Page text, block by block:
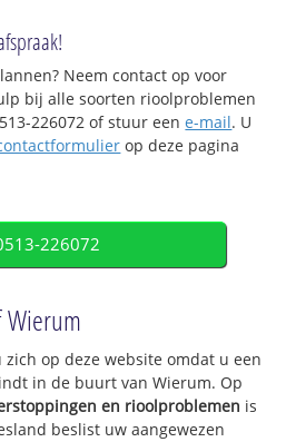
Neem contact op voor
bij alle soorten rioolproblemen
226072 of stuur eene-mail. U
op deze pagina
226072
Wierum
op deze website omdat u een
in de buurt van Wierum. Op
en rioolproblemen is
beslist uw aangewezen